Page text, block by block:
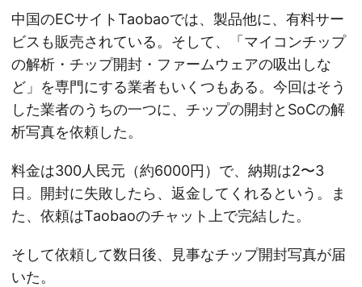
中国のECサイトTaobaoでは、製品他に、有料サー
ビスも販売されている。そして、「マイコンチップ
の解析・チップ開封・ファームウェアの吸出しな
ど」を専門にする業者もいくつもある。今回はそう
した業者のうちの一つに、チップの開封とSoCの解
析写真を依頼した。
料金は300人民元（約6000円）で、納期は2〜3
日。開封に失敗したら、返金してくれるという。ま
た、依頼はTaobaoのチャット上で完結した。
そして依頼して数日後、見事なチップ開封写真が届
いた。